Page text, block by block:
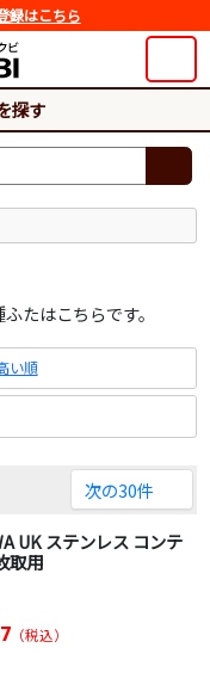
録はこちら
探す
たはこちらです。
い順
次の30件
UK ステンレス コンテ
取用
（税込）